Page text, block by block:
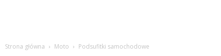
Strona główna Moto Podsufitki samochodowe